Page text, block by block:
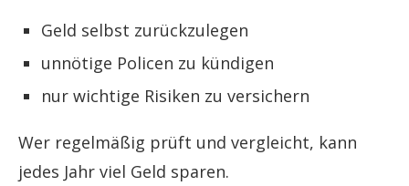
Geld selbst zurückzulegen
unnötige Policen zu kündigen
nur wichtige Risiken zu versichern
Wer regelmäßig prüft und vergleicht, kann
jedes Jahr viel Geld sparen.